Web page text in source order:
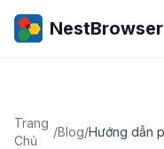
NestBrowser
Trang
Chủ
/Blog/